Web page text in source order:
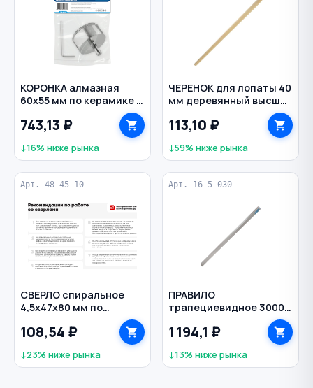
КОРОНКА алмазная
60х55 мм по керамике и
центрирующим
VERTEXTOOLS
743,13 ₽
↓16% ниже рынка
ЧЕРЕНОК для лопаты 40
мм деревянный высший
113,10 ₽
↓59% ниже рынка
Арт. 48-45-10
СВЕРЛО спиральное
4,5х47х80 мм по
Р6М5К5 цилиндр Profi
108,54 ₽
↓23% ниже рынка
Арт. 16-5-030
ПРАВИЛО
трапециевидное 3000
мм 2 ребра жесткости
алюминий РЕМОКОЛОР
1 194,1 ₽
↓13% ниже рынка